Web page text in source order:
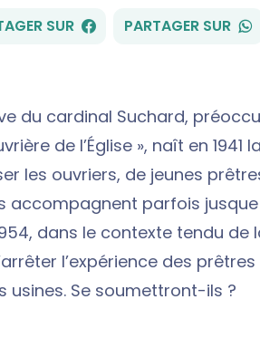
SUR FACEBOOK
PARTAGER SUR
du cardinal Suchard,
de l’Église », naît en 1941
les ouvriers, de jeunes
accompagnent parfois
dans le contexte tendu de
l’expérience des
usines. Se soumettront-ils ?